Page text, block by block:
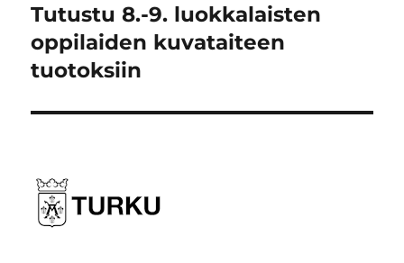
selaus
Tutustu 8.-9. luokkalaisten
oppilaiden kuvataiteen
tuotoksiin